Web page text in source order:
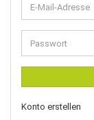
E-
Mail-
Adresse
Passwort
Konto erstellen